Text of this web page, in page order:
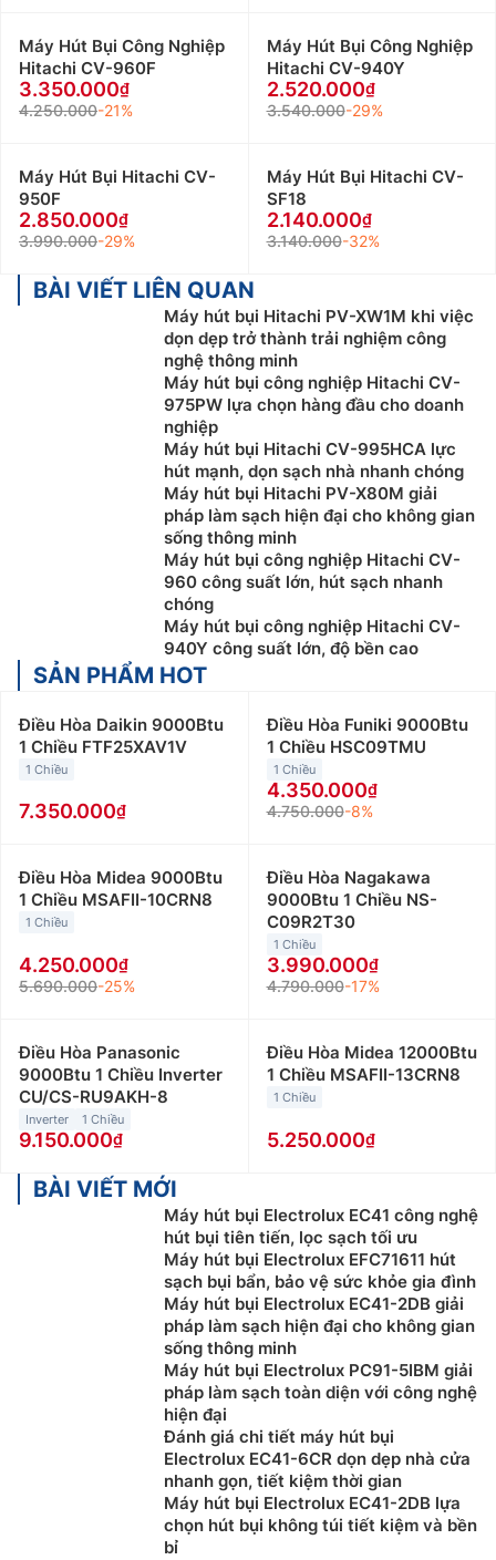
Máy Hút Bụi Công Nghiệp
Hitachi CV-960F
3.350.000
4.250.000-21%
Máy Hút Bụi Công Nghiệp
Hitachi CV-940Y
2.520.000
3.540.000-29%
Máy Hút Bụi Hitachi CV-
950F
2.850.000
3.990.000-29%
Máy Hút Bụi Hitachi CV-
SF18
2.140.000
3.140.000-32%
BÀI VIẾT LIÊN QUAN
Máy hút bụi Hitachi PV-XW1M khi việc
dọn dẹp trở thành trải nghiệm công
nghệ thông minh
Máy hút bụi công nghiệp Hitachi CV-
975PW lựa chọn hàng đầu cho doanh
nghiệp
Máy hút bụi Hitachi CV-995HCA lực
hút mạnh, dọn sạch nhà nhanh chóng
Máy hút bụi Hitachi PV-X80M giải
pháp làm sạch hiện đại cho không gian
sống thông minh
Máy hút bụi công nghiệp Hitachi CV-
960 công suất lớn, hút sạch nhanh
chóng
Máy hút bụi công nghiệp Hitachi CV-
940Y công suất lớn, độ bền cao
SẢN PHẨM HOT
Điều Hòa Daikin 9000Btu
1 Chiều FTF25XAV1V
1 Chiều
7.350.000
Điều Hòa Funiki 9000Btu
1 Chiều HSC09TMU
1 Chiều
4.350.000
4.750.000-8%
Điều Hòa Midea 9000Btu
1 Chiều MSAFII-10CRN8
1 Chiều
4.250.000
5.690.000-25%
Điều Hòa Nagakawa
9000Btu 1 Chiều NS-
C09R2T30
1 Chiều
3.990.000
4.790.000-17%
Điều Hòa Panasonic
9000Btu 1 Chiều Inverter
CU/CS-RU9AKH-8
Inverter 1 Chiều
9.150.000
Điều Hòa Midea 12000Btu
1 Chiều MSAFII-13CRN8
1 Chiều
5.250.000
BÀI VIẾT MỚI
Máy hút bụi Electrolux EC41 công nghệ
hút bụi tiên tiến, lọc sạch tối ưu
Máy hút bụi Electrolux EFC71611 hút
sạch bụi bẩn, bảo vệ sức khỏe gia đình
Máy hút bụi Electrolux EC41-2DB giải
pháp làm sạch hiện đại cho không gian
sống thông minh
Máy hút bụi Electrolux PC91-5IBM giải
pháp làm sạch toàn diện với công nghệ
hiện đại
Đánh giá chi tiết máy hút bụi
Electrolux EC41-6CR dọn dẹp nhà cửa
nhanh gọn, tiết kiệm thời gian
Máy hút bụi Electrolux EC41-2DB lựa
chọn hút bụi không túi tiết kiệm và bền
bỉ